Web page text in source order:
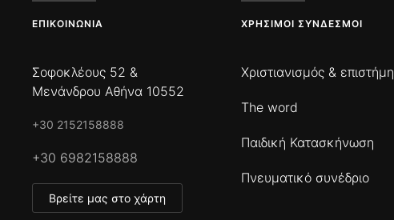
ΕΠΙΚΟΙΝΩΝΊΑ
Σοφοκλέους 52 &
Μενάνδρου Αθήνα 10552
+30 2152158888
+30 6982158888
Βρείτε μας στο χάρτη
ΧΡΉΣΙΜΟΙ ΣΎΝΔΕΣΜΟΙ
Χριστιανισμός & επιστήμη
The word
Παιδική Κατασκήνωση
Πνευματικό συνέδριο